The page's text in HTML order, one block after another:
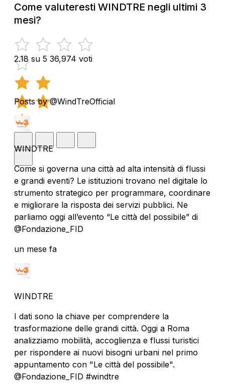
Come valuteresti WINDTRE negli ultimi 3
mesi?
2.18 su 5 36,974 voti
Posts by @WindTreOfficial
WINDTRE
Come si governa una città ad alta intensità di flussi
e grandi eventi? Le istituzioni trovano nel digitale lo
strumento strategico per programmare, coordinare
e migliorare la risposta dei servizi pubblici. Ne
parliamo oggi all’evento “Le città del possibile” di
@Fondazione_FID
un mese fa
WINDTRE
I dati sono la chiave per comprendere la
trasformazione delle grandi città. Oggi a Roma
analizziamo mobilità, accoglienza e flussi turistici
per rispondere ai nuovi bisogni urbani nel primo
appuntamento con "Le città del possibile".
@Fondazione_FID #windtre